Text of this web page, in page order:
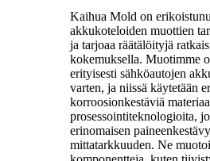
Kaihua Mold on
akkukoteloiden muottien
ja tarjoaa räätälöityjä
kokemuksella. Muotimme
erityisesti sähköautojen
varten, ja niissä käytetään
korroosionkestäviä
prosessointiteknologioita,
erinomaisen
mittatarkkuuden. Ne